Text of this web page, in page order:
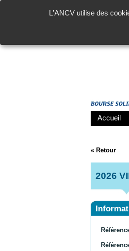
L'ANCV utilise des
Accueil
« Retour
2026